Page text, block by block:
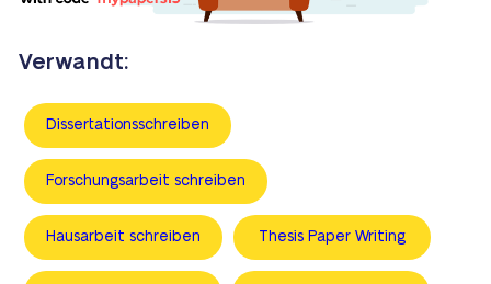
Verwandt:
Dissertationsschreiben
Forschungsarbeit schreiben
Hausarbeit schreiben Thesis Paper Writing